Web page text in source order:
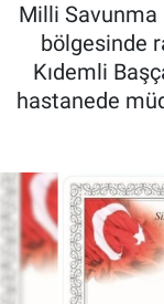
Milli Savunma
bölgesinde
Kıdemli
hastanede